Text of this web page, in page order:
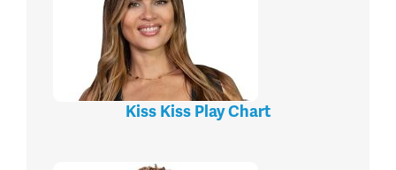
Kiss Kiss Play Chart